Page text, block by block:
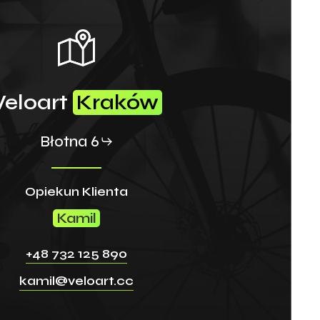
Kraków
Błotna 6
Opiekun Klienta
Kamil
+48 732 125 890
kamil@veloart.cc